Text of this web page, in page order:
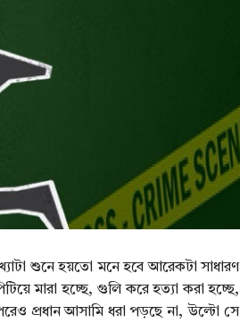
শুনে হয়তো মনে হবে আরেকটা সাধারণ
মারা হচ্ছে, গুলি করে হত্যা করা হচ্ছে,
প্রধান আসামি ধরা পড়ছে না, উল্টো সে